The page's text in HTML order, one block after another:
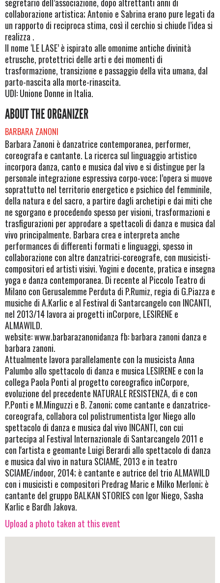
collaborazione artistica; Antonio e Sabrina erano pure legati da
un rapporto di reciproca stima, così il cerchio si chiude l’idea si
realizza .
Il nome ‘LE LASE’ è ispirato alle omonime antiche divinità
etrusche, protettrici delle arti e dei momenti di
trasformazione, transizione e passaggio della vita umana, dal
parto-nascita alla morte-rinascita.
UDI: Unione Donne in Italia.
ABOUT THE ORGANIZER
BARBARA ZANONI
Barbara Zanoni è danzatrice contemporanea, performer,
coreografa e cantante. La ricerca sul linguaggio artistico
incorpora danza, canto e musica dal vivo e si distingue per la
personale integrazione espressiva corpo-voce; l’opera si muove
soprattutto nel territorio energetico e psichico del femminile,
della natura e del sacro, a partire dagli archetipi e dai miti che
ne sgorgano e procedendo spesso per visioni, trasformazioni e
trasfigurazioni per approdare a spettacoli di danza e musica dal
vivo principalmente. Barbara crea e interpreta anche
performances di differenti formati e linguaggi, spesso in
collaborazione con altre danzatrici-coreografe, con musicisti-
compositori ed artisti visivi. Yogini e docente, pratica e insegna
yoga e danza contemporanea. Di recente al Piccolo Teatro di
Milano con Gerusalemme Perduta di P.Rumiz, regia di G.Piazza e
musiche di A.Karlic e al Festival di Santarcangelo con INCANTI,
nel 2013/14 lavora ai progetti inCorpore, LESIRENE e
ALMAWILD.
website: www.barbarazanonidanza fb: barbara zanoni danza e
barbara zanoni.
Attualmente lavora parallelamente con la musicista Anna
Palumbo allo spettacolo di danza e musica LESIRENE e con la
collega Paola Ponti al progetto coreografico inCorpore,
evoluzione del precedente NATURALE RESISTENZA, di e con
P.Ponti e M.Minguzzi e B. Zanoni; come cantante e danzatrice-
coreografa, collabora col polistrumentista Igor Niego allo
spettacolo di danza e musica dal vivo INCANTI, con cui
partecipa al Festival Internazionale di Santarcangelo 2011 e
con l'artista e geomante Luigi Berardi allo spettacolo di danza
e musica dal vivo in natura SCIAME, 2013 e in teatro
SCIAME/indoor, 2014; è cantante e autrice del trio ALMAWILD
con i musicisti e compositori Predrag Maric e Milko Merloni; è
cantante del gruppo BALKAN STORIES con Igor Niego, Sasha
Karlic e Bardh Jakova.
Upload a photo taken at this event